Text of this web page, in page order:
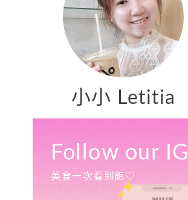
小小 Letitia
Follow our IG
美食一次看到飽♡